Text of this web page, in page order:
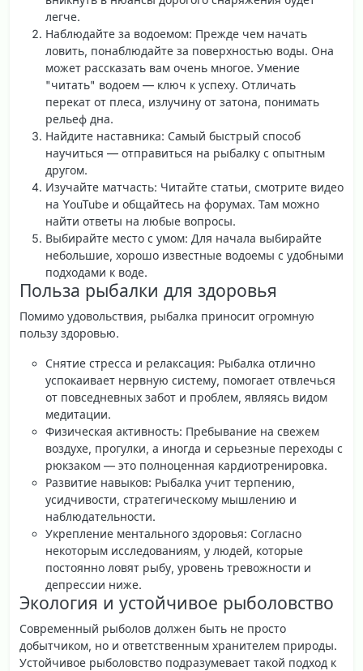
легче.
Наблюдайте за водоемом: Прежде чем начать
ловить, понаблюдайте за поверхностью воды. Она
может рассказать вам очень многое. Умение
"читать" водоем — ключ к успеху. Отличать
перекат от плеса, излучину от затона, понимать
рельеф дна.
Найдите наставника: Самый быстрый способ
научиться — отправиться на рыбалку с опытным
другом.
Изучайте матчасть: Читайте статьи, смотрите видео
на YouTube и общайтесь на форумах. Там можно
найти ответы на любые вопросы.
Выбирайте место с умом: Для начала выбирайте
небольшие, хорошо известные водоемы с удобными
подходами к воде.
Польза рыбалки для здоровья
Помимо удовольствия, рыбалка приносит огромную
пользу здоровью.
Снятие стресса и релаксация: Рыбалка отлично
успокаивает нервную систему, помогает отвлечься
от повседневных забот и проблем, являясь видом
медитации.
Физическая активность: Пребывание на свежем
воздухе, прогулки, а иногда и серьезные переходы с
рюкзаком — это полноценная кардиотренировка.
Развитие навыков: Рыбалка учит терпению,
усидчивости, стратегическому мышлению и
наблюдательности.
Укрепление ментального здоровья: Согласно
некоторым исследованиям, у людей, которые
постоянно ловят рыбу, уровень тревожности и
депрессии ниже.
Экология и устойчивое рыболовство
Современный рыболов должен быть не просто
добытчиком, но и ответственным хранителем природы.
Устойчивое рыболовство подразумевает такой подход к